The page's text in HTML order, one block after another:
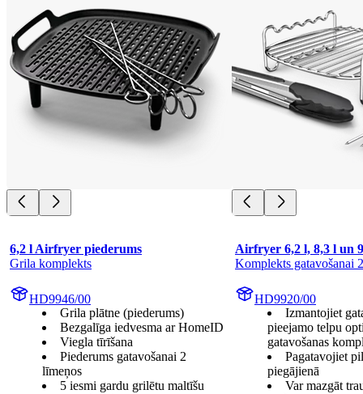
6,2 l Airfryer piederums
Grila komplekts
HD9946/00
Grila plātne (piederums)
Bezgalīga iedvesma ar HomeID
Viegla tīrīšana
Piederums gatavošanai 2
līmeņos
5 iesmi gardu grilētu maltīšu
Airfryer 6,2 l, 8,3 l un
Komplekts gatavošanai
HD9920/00
Izmantojiet
pieejamo telpu
gatavošanas
Pagatavojiet
piegājienā
Var mazgāt